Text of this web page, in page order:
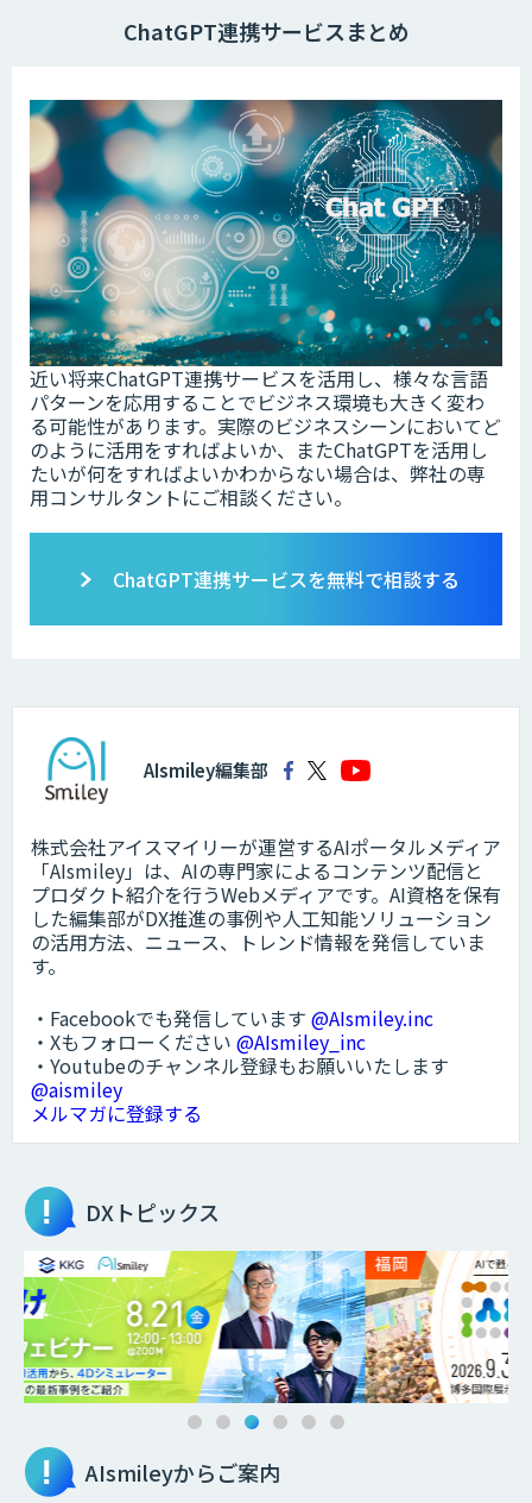
ChatGPT連携サービスまとめ
近い将来ChatGPT連携サービスを活用し、様々な言語
パターンを応用することでビジネス環境も大きく変わ
る可能性があります。実際のビジネスシーンにおいてど
のように活用をすればよいか、またChatGPTを活用し
たいが何をすればよいかわからない場合は、弊社の専
用コンサルタントにご相談ください。
ChatGPT連携サービスを無料で相談する
AIsmiley編集部
株式会社アイスマイリーが運営するAIポータルメディア
「AIsmiley」は、AIの専門家によるコンテンツ配信と
プロダクト紹介を行うWebメディアです。AI資格を保有
した編集部がDX推進の事例や人工知能ソリューション
の活用方法、ニュース、トレンド情報を発信していま
す。
・Facebookでも発信しています @AIsmiley.inc
・Xもフォローください @AIsmiley_inc
・Youtubeのチャンネル登録もお願いいたします
@aismiley
メルマガに登録する
DXトピックス
AIsmileyからご案内